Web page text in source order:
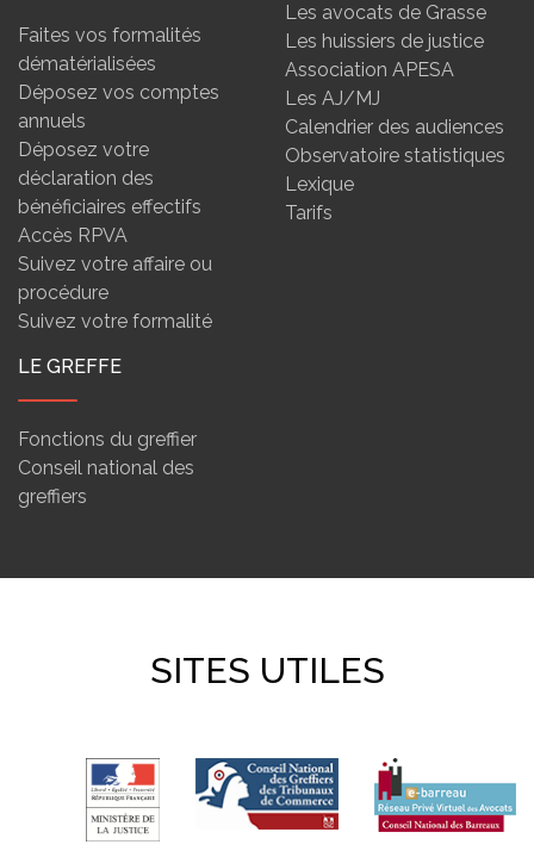
Faites vos formalités
dématérialisées
Déposez vos comptes
annuels
Déposez votre
déclaration des
bénéficiaires effectifs
Accès RPVA
Suivez votre affaire ou
procédure
Suivez votre formalité
Les avocats de Grasse
Les huissiers de justice
Association APESA
Les AJ/MJ
Calendrier des audiences
Observatoire statistiques
Lexique
Tarifs
LE GREFFE
Fonctions du greffier
Conseil national des
greffiers
SITES UTILES